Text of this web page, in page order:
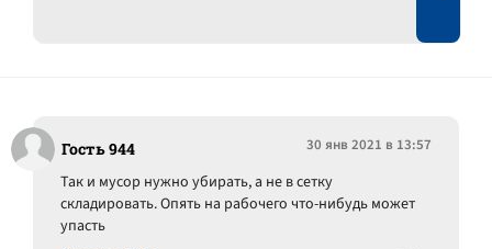
Гость 944 30 янв 2021 в 13:57
Так и мусор нужно убирать, а не в сетку
складировать. Опять на рабочего что-нибудь может
упасть